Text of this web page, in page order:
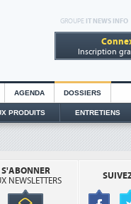
GROUPE IT NEWS INFO
Inscription
AGENDA DOSSIERS
PRODUITS ENTRETIENS
S'ABONNER
NEWSLETTERS